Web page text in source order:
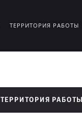
ТЕРРИТОРИЯ РАБОТЫ
ТЕРРИТОРИЯ РАБОТЫ